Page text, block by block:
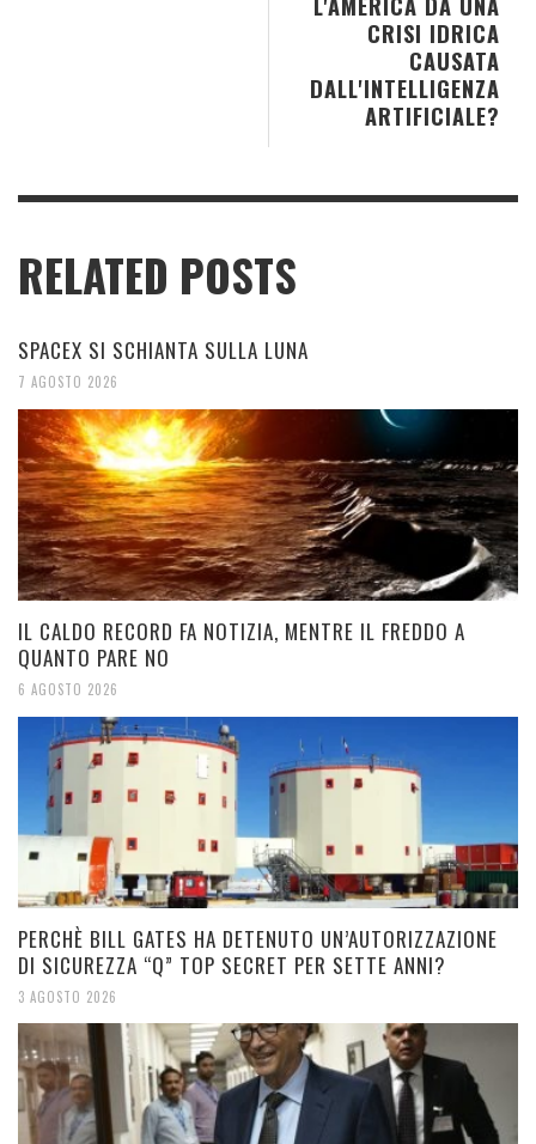
CRISI IDRICA
CAUSATA
DALL'INTELLIGENZA
ARTIFICIALE?
RELATED POSTS
SPACEX SI SCHIANTA SULLA LUNA
7 AGOSTO 2026
IL CALDO RECORD FA NOTIZIA, MENTRE IL FREDDO A
QUANTO PARE NO
6 AGOSTO 2026
PERCHÈ BILL GATES HA DETENUTO UN’AUTORIZZAZIONE
DI SICUREZZA “Q” TOP SECRET PER SETTE ANNI?
3 AGOSTO 2026